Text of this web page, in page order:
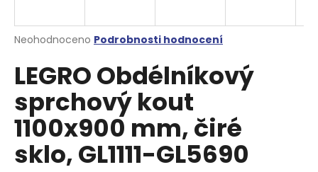
Průměrné
produktu
je
z
5
hvězdiček.
Neohodnoceno Podrobnosti hodnocení
LEGRO Obdélníkový
sprchový kout
1100x900 mm, čiré
sklo, GL1111-GL5690
j
t
?
HLEDAT